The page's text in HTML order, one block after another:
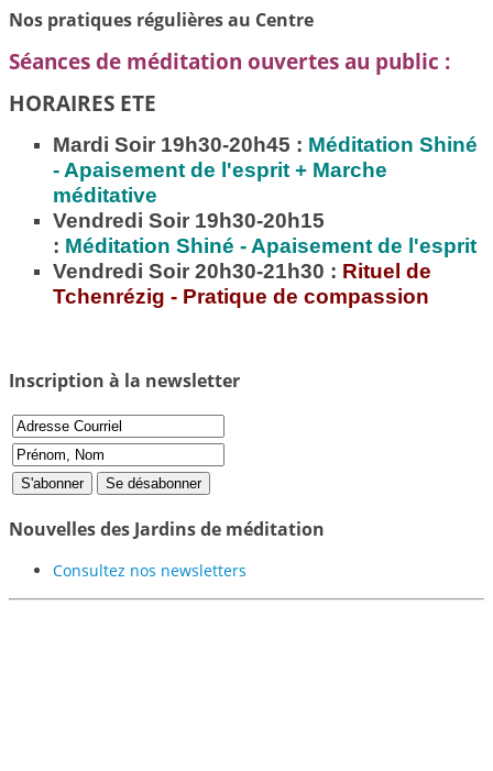
Nos pratiques régulières au Centre
Séances de méditation ouvertes au public :
HORAIRES ETE
Mardi Soir 19h30-20h45 : Méditation Shiné
- Apaisement de l'esprit + Marche
méditative
Vendredi Soir 19h30-20h15
: Méditation Shiné - Apaisement de l'esprit
Vendredi Soir 20h30-21h30 : Rituel de
Tchenrézig - Pratique de compassion
Inscription à la newsletter
Nouvelles des Jardins de méditation
Consultez nos newsletters